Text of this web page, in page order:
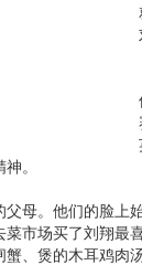
。
。他们的脸上
市场买了刘翔最
蟹、煲的木耳鸡肉